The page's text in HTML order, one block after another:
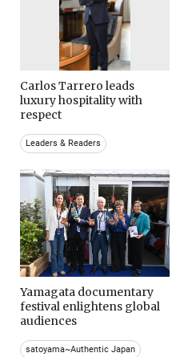
Carlos Tarrero leads
luxury hospitality with
respect
Leaders & Readers
Yamagata documentary
festival enlightens global
audiences
satoyama~Authentic Japan